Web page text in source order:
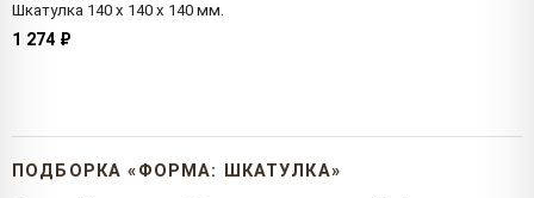
Шкатулка 140 x 140 x 140 мм.
1 274 ₽
ПОДБОРКА «ФОРМА: ШКАТУЛКА»